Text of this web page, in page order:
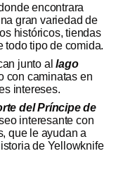
encontrara
gran variedad de
históricos, tiendas
todo tipo de comida.
junto allago
con caminatas en
intereses.
del Príncipe de
interesante con
que le ayudan a
de Yellowknife